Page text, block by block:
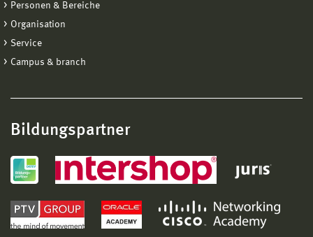
Personen & Bereiche
Organisation
Service
Campus & branch
Bildungspartner